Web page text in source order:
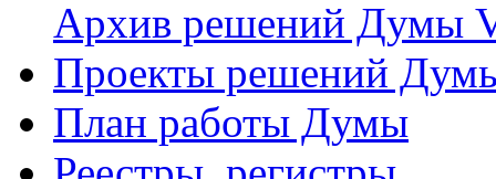
Архив решений Думы
Проекты решений
План работы Думы